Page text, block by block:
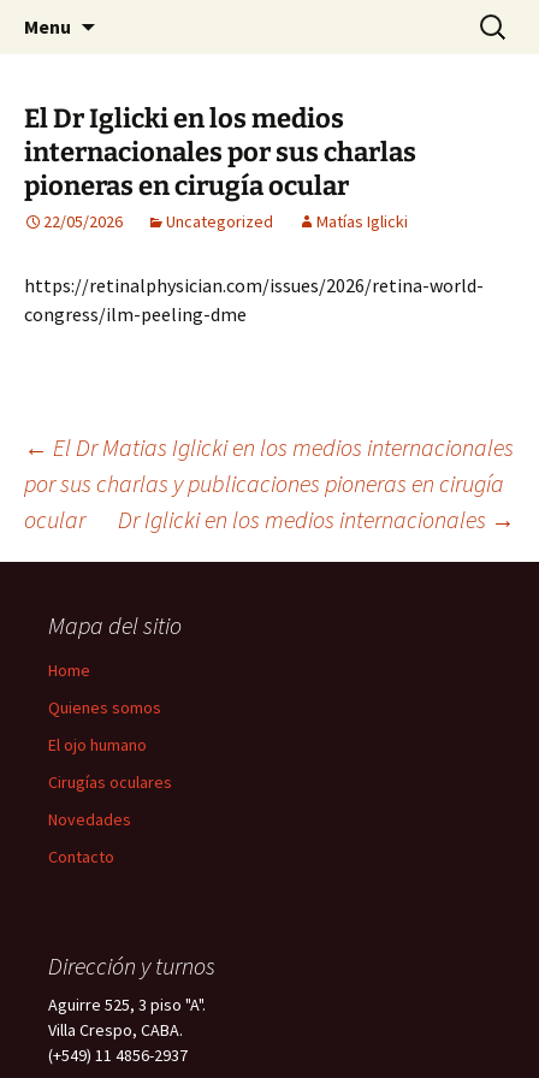
Centro Oftalmológico Dr.
Matías Iglicki
Visión para una vida plena
Menu
Search
for:
El Dr Iglicki en los medios
internacionales por sus charlas
pioneras en cirugía ocular
22/05/2026 Uncategorized Matías Iglicki
https://retinalphysician.com/issues/2026/retina-world-
congress/ilm-peeling-dme
Post
navigation
← El Dr Matias Iglicki en los medios internacionales
por sus charlas y publicaciones pioneras en cirugía
ocular
Dr Iglicki en los medios internacionales →
Mapa del sitio
Home
Quienes somos
El ojo humano
Cirugías oculares
Novedades
Contacto
Dirección y turnos
Aguirre 525, 3 piso "A".
Villa Crespo, CABA.
(+549) 11 4856-2937